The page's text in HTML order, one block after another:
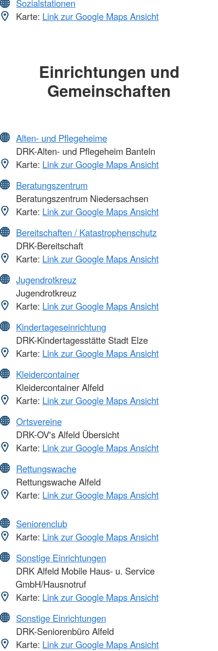
Sozialstationen
Karte: Link zur Google Maps Ansicht
Einrichtungen und
Gemeinschaften
Alten- und Pflegeheime
DRK-Alten- und Pflegeheim Banteln
Karte: Link zur Google Maps Ansicht
Beratungszentrum
Beratungszentrum Niedersachsen
Karte: Link zur Google Maps Ansicht
Bereitschaften / Katastrophenschutz
DRK-Bereitschaft
Karte: Link zur Google Maps Ansicht
Jugendrotkreuz
Jugendrotkreuz
Karte: Link zur Google Maps Ansicht
Kindertageseinrichtung
DRK-Kindertagesstätte Stadt Elze
Karte: Link zur Google Maps Ansicht
Kleidercontainer
Kleidercontainer Alfeld
Karte: Link zur Google Maps Ansicht
Ortsvereine
DRK-OV's Alfeld Übersicht
Karte: Link zur Google Maps Ansicht
Rettungswache
Rettungswache Alfeld
Karte: Link zur Google Maps Ansicht
Seniorenclub
Karte: Link zur Google Maps Ansicht
Sonstige Einrichtungen
DRK Alfeld Mobile Haus- u. Service
GmbH/Hausnotruf
Karte: Link zur Google Maps Ansicht
Sonstige Einrichtungen
DRK-Seniorenbüro Alfeld
Karte: Link zur Google Maps Ansicht